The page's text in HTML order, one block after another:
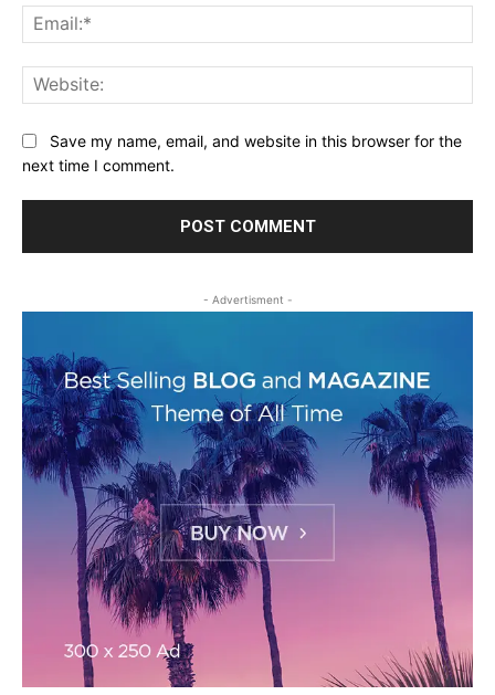
Save my name, email, and website in this browser for the
next time I comment.
- Advertisment -